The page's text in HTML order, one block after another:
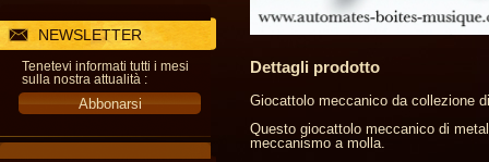
NEWSLETTER
Tenetevi informati tutti i mesi
sulla nostra attualità :
Dettagli prodotto
Giocattolo meccanico da collezione
Questo giocattolo meccanico di
meccanismo a molla.